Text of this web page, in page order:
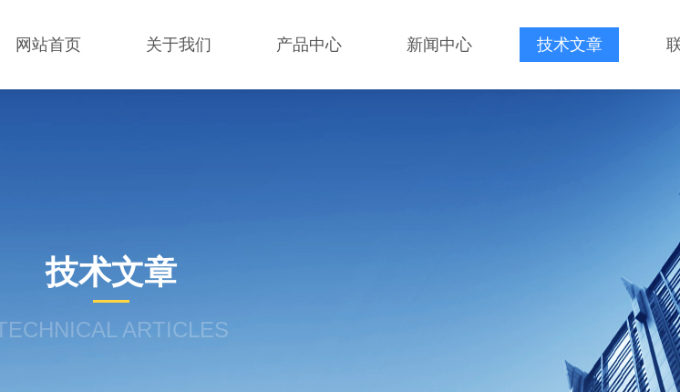
网站首页 关于我们 产品中心 新闻中心 技术文章
技术文章
ARTICLES